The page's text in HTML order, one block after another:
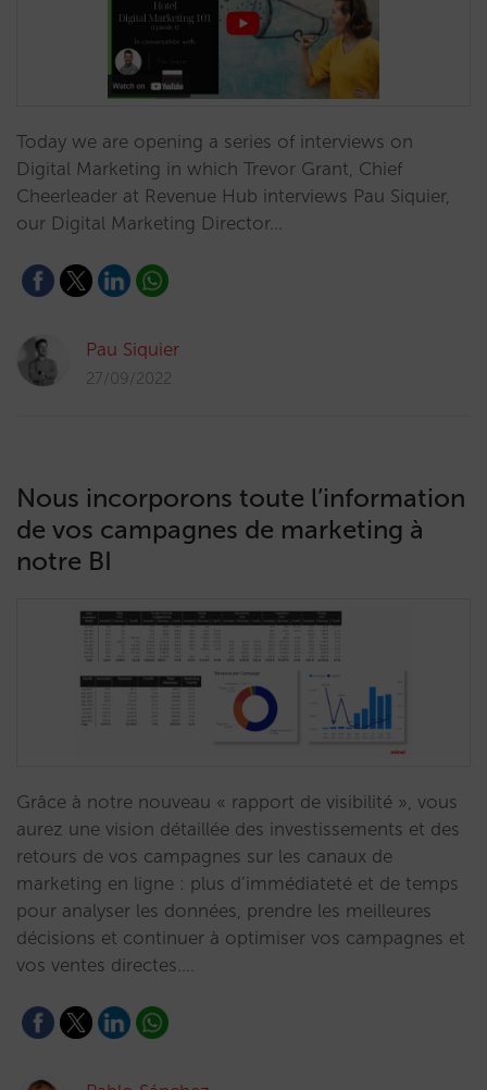
Today we are opening a series of interviews on
Digital Marketing in which Trevor Grant, Chief
Cheerleader at Revenue Hub interviews Pau Siquier,
our Digital Marketing Director…
Pau Siquier
27/09/2022
Nous incorporons toute l’information
de vos campagnes de marketing à
notre BI
Grâce à notre nouveau « rapport de visibilité », vous
aurez une vision détaillée des investissements et des
retours de vos campagnes sur les canaux de
marketing en ligne : plus d’immédiateté et de temps
pour analyser les données, prendre les meilleures
décisions et continuer à optimiser vos campagnes et
vos ventes directes.…